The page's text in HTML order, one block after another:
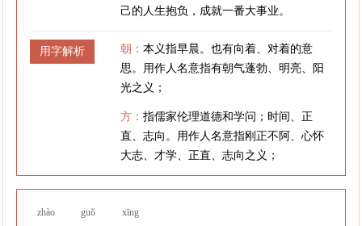
己的人生抱负，成就一番大事业。
用字解析 朝：本义指早晨。也有向着、对着的意
思。用作人名意指有朝气蓬勃、明亮、阳
光之义；
方：指儒家伦理道德和学问；时间、正
直、志向。用作人名意指刚正不阿、心怀
大志、才学、正直、志向之义；
zhào guǒ xīng